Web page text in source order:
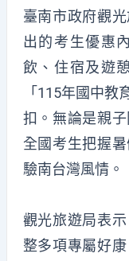
臺南市政府觀
出的考生優惠
飲、住宿及遊
「115年國中
扣。無論是親
全國考生把握
驗南台灣風情。
觀光旅遊局表
整多項專屬好